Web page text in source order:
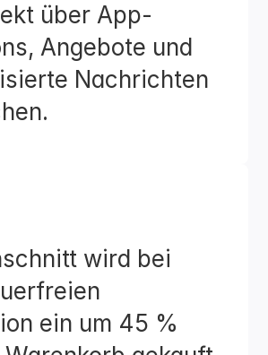
über App-
Angebote und
Nachrichten
wird bei
ein um 45 %